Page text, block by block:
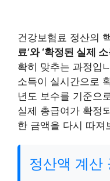
건강보험료 정산의
료’와 ‘확정된 실제
확히 맞추는 과정입
소득이 실시간으로
년도 보수를 기준으
실제 총급여가 확정
한 금액을 다시 따져
정산액 계산